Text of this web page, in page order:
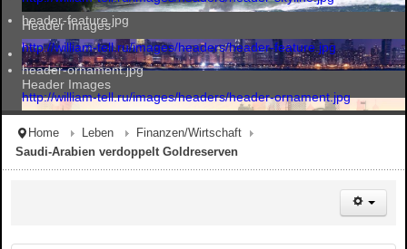
Header Images
Header Images
header-feature.jpg
http://william-tell.ru/images/headers/header-feature.jpg
header-ornament.jpg
http://william-tell.ru/images/headers/header-ornament.jpg
Home Leben
Finanzen/Wirtschaft
Saudi-Arabien verdoppelt Goldreserven